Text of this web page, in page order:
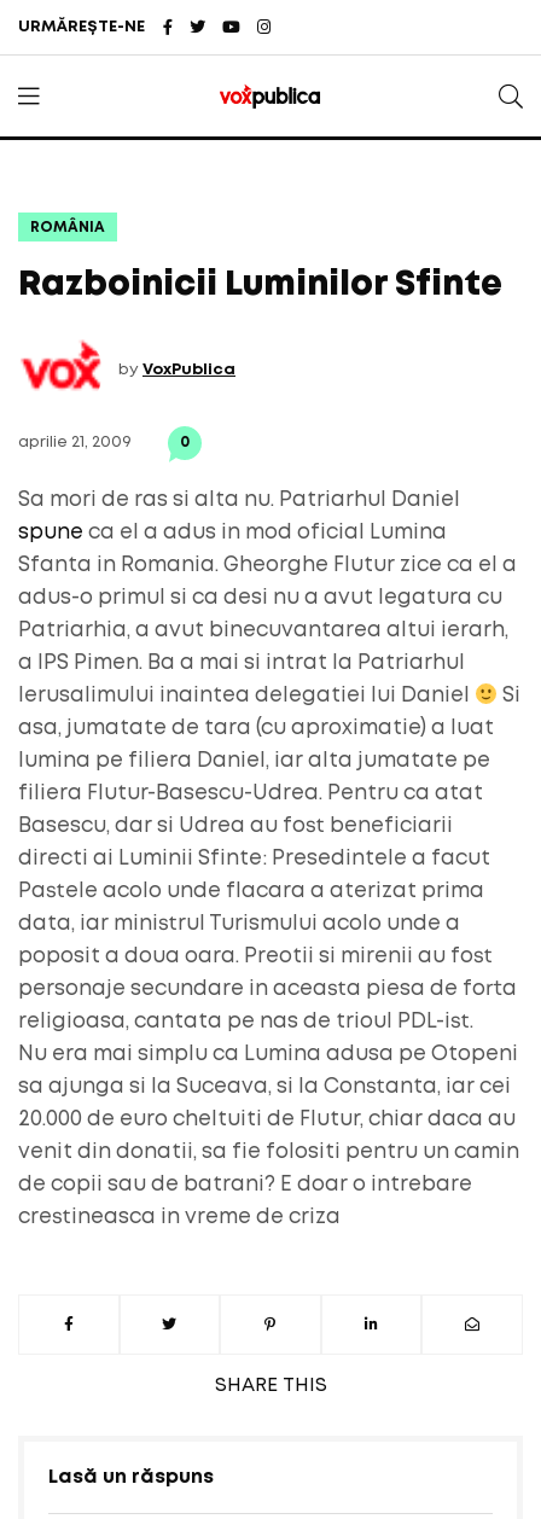
URMĂREȘTE-NE
SHARE THIS
ROMÂNIA
Razboinicii Luminilor Sfinte
by VoxPublica
aprilie 21, 2009 0
Sa mori de ras si alta nu. Patriarhul Daniel
spune ca el a adus in mod oficial Lumina
Sfanta in Romania. Gheorghe Flutur zice ca el a
adus-o primul si ca desi nu a avut legatura cu
Patriarhia, a avut binecuvantarea altui ierarh,
a IPS Pimen. Ba a mai si intrat la Patriarhul
Ierusalimului inaintea delegatiei lui Daniel
Si
asa, jumatate de tara (cu aproximatie) a luat
lumina pe filiera Daniel, iar alta jumatate pe
filiera Flutur-Basescu-Udrea. Pentru ca atat
Basescu, dar si Udrea au fost beneficiarii
directi ai Luminii Sfinte: Presedintele a facut
Pastele acolo unde flacara a aterizat prima
data, iar ministrul Turismului acolo unde a
poposit a doua oara. Preotii si mirenii au fost
personaje secundare in aceasta piesa de forta
religioasa, cantata pe nas de trioul PDL-ist.
Nu era mai simplu ca Lumina adusa pe Otopeni
sa ajunga si la Suceava, si la Constanta, iar cei
20.000 de euro cheltuiti de Flutur, chiar daca au
venit din donatii, sa fie folositi pentru un camin
de copii sau de batrani? E doar o intrebare
crestineasca in vreme de criza
Lasă un răspuns